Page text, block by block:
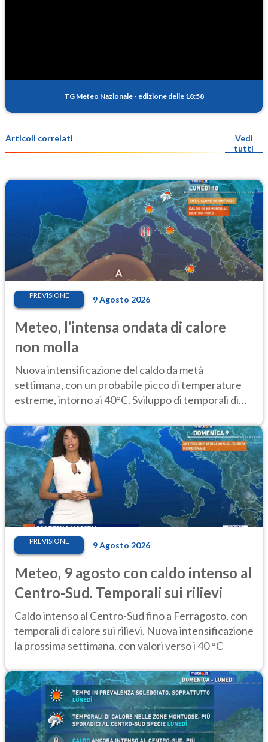
TG Meteo Nazionale - edizione delle 18:58
Articoli correlati
Vedi
tutti
PREVISIONE 9 Agosto 2026
Meteo, l’intensa ondata di calore
non molla
Nuova intensificazione del caldo da metà
settimana, con un probabile picco di temperature
estreme, intorno ai 40°C. Sviluppo di temporali di
PREVISIONE 9 Agosto 2026
Meteo, 9 agosto con caldo intenso al
Centro-Sud. Temporali sui rilievi
Caldo intenso al Centro-Sud fino a Ferragosto, con
temporali di calore sui rilievi. Nuova intensificazione
la prossima settimana, con valori verso i 40 °C